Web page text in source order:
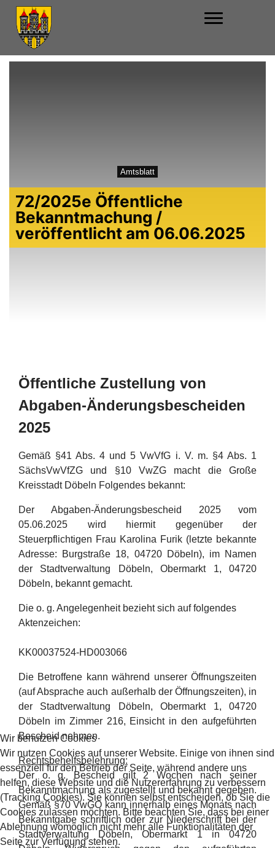
Amtsblatt
72/2025e Öffentliche
Bekanntmachung /
veröffentlicht am 06.06.2025
Öffentliche Zustellung von
Abgaben-Änderungsbescheiden
2025
Gemäß §41 Abs. 4 und 5 VwVfG i. V. m. §4 Abs. 1
SächsVwVfZG und §10 VwZG macht die Große
Kreisstadt Döbeln Folgendes bekannt:
Der Abgaben-Änderungsbescheid 2025 vom
05.06.2025 wird hiermit gegenüber der
Steuerpflichtigen Frau Karolina Furik (letzte bekannte
Adresse: Burgstraße 18, 04720 Döbeln), im Namen
der Stadtverwaltung Döbeln, Obermarkt 1, 04720
Döbeln, bekannt gemacht.
Die o. g. Angelegenheit bezieht sich auf folgendes
Aktenzeichen:
KK00037524-HD003066
Die Betroffene kann während unserer Öffnungszeiten
(auf Absprache auch außerhalb der Öffnungszeiten), in
der Stadtverwaltung Döbeln, Obermarkt 1, 04720
Döbeln im Zimmer 216, Einsicht in den aufgeführten
Bescheid nehmen.
Rechtsbehelfsbelehrung:
Der o. g. Bescheid gilt 2 Wochen nach seiner
Bekanntmachung als zugestellt und bekannt gegeben.
Gemäß §70 VwGO kann innerhalb eines Monats nach
Bekanntgabe schriftlich oder zur Niederschrift bei der
Stadtverwaltung Döbeln, Obermarkt 1 in 04720
Wir benutzen Cookies
Wir nutzen Cookies auf unserer Website. Einige von ihnen sind
essenziell für den Betrieb der Seite, während andere uns
helfen, diese Website und die Nutzererfahrung zu verbessern
(Tracking Cookies). Sie können selbst entscheiden, ob Sie die
Cookies zulassen möchten. Bitte beachten Sie, dass bei einer
Ablehnung womöglich nicht mehr alle Funktionalitäten der
Seite zur Verfügung stehen.